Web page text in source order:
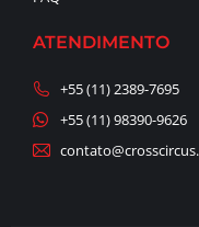
ATENDIMENTO
+55 (11) 2389-7695
+55 (11) 98390-9626